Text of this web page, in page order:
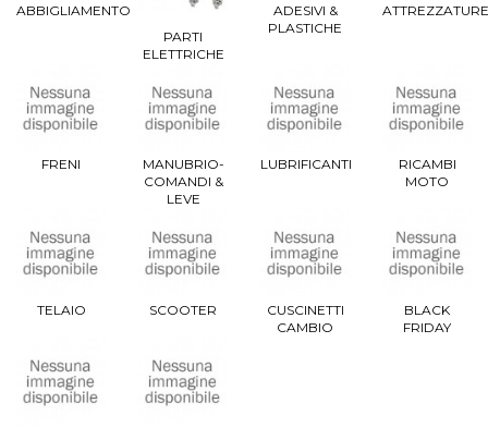
ABBIGLIAMENTO
PARTI
ELETTRICHE
ADESIVI &
PLASTICHE
ATTREZZATURE
FRENI
MANUBRIO-
COMANDI &
LEVE
LUBRIFICANTI
RICAMBI
MOTO
TELAIO SCOOTER
CUSCINETTI
CAMBIO
BLACK
FRIDAY